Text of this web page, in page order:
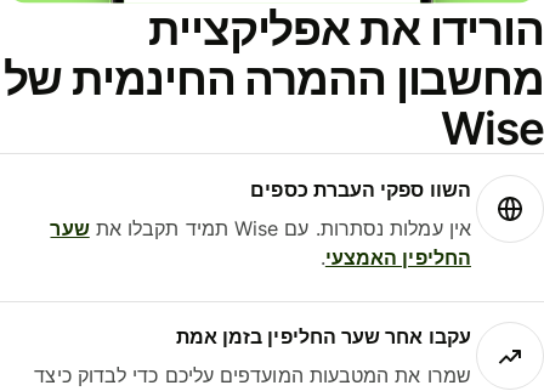
את אפליקציית
ההמרה החינמית של
השוו ספקי העברת כספים
אין עמלות נסתרות. עם Wise תמיד תקבלו את
שער
החליפין האמצעי.
עקבו אחר שער החליפין בזמן אמת
שמרו את המטבעות המועדפים עליכם כדי לבדוק כיצד